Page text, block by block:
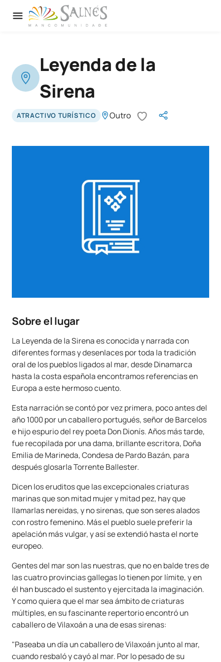
Leyenda de la
Sirena
ATRACTIVO TURÍSTICO Outro
Sobre el lugar
La Leyenda de la Sirena es conocida y narrada con
diferentes formas y desenlaces por toda la tradición
oral de los pueblos ligados al mar, desde Dinamarca
hasta la costa española encontramos referencias en
Europa a este hermoso cuento.
Esta narración se contó por vez primera, poco antes del
año 1000 por un caballero portugués, señor de Barcelos
e hijo espurio del rey poeta Don Dionís. Años más tarde,
fue recopilada por una dama, brillante escritora, Doña
Emilia de Marineda, Condesa de Pardo Bazán, para
después glosarla Torrente Ballester.
Dicen los eruditos que las excepcionales criaturas
marinas que son mitad mujer y mitad pez, hay que
llamarlas nereidas, y no sirenas, que son seres alados
con rostro femenino. Más el pueblo suele preferir la
apelación más vulgar, y así se extendió hasta el norte
europeo.
Gentes del mar son las nuestras, que no en balde tres de
las cuatro provincias gallegas lo tienen por límite, y en
él han buscado el sustento y ejercitada la imaginación.
Y como quiera que el mar sea ámbito de criaturas
múltiples, en su fascinante repertorio encontró un
caballero de Vilaxoán a una de esas sirenas:
"Paseaba un día un caballero de Vilaxoán junto al mar,
cuando resbaló y cayó al mar. Por lo pesado de su